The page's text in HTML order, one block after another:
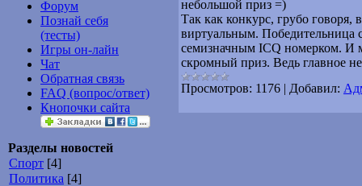
Форум
Познай себя
(тесты)
Игры он-лайн
Чат
Обратная связь
FAQ (вопрос/ответ)
Кнопочки сайта
Разделы новостей
Спорт [4]
Политика [4]
небольшой приз =)
Так как конкурс, грубо говоря,
виртуальным. Победительница
семизначным ICQ номерком. И
скромный приз. Ведь главное
Просмотров: 1176 | Добавил: